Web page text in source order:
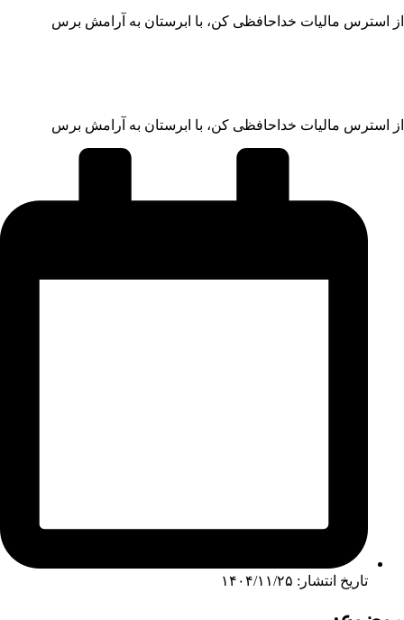
از استرس مالیات خداحافظی کن، با ابرستان به آرامش برس
از استرس مالیات خداحافظی کن، با ابرستان به آرامش برس
تاریخ انتشار: ۱۴۰۴/۱۱/۲۵